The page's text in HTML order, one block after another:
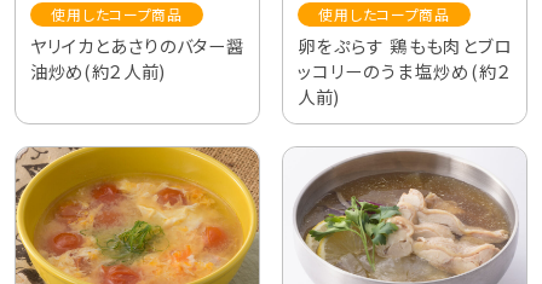
使用したコープ商品
ヤリイカとあさりのバター醤
油炒め(約２人前)
使用したコープ商品
卵をぷらす 鶏もも肉とブロ
ッコリーのうま塩炒め(約２
人前)